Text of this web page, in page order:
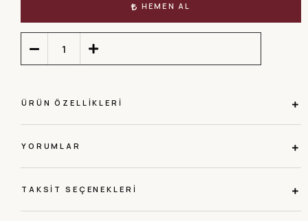
HEMEN AL
ÜRÜN ÖZELLIKLERI
YORUMLAR
TAKSIT SEÇENEKLERI